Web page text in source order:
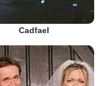
Cadfael